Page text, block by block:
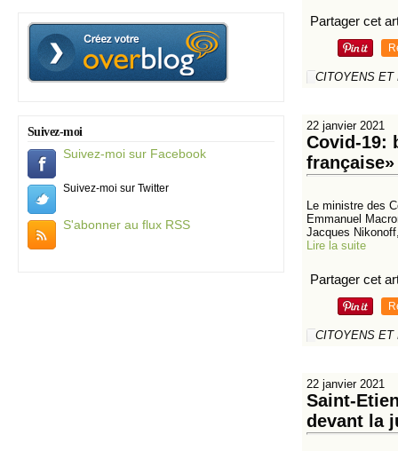
Suivez-moi
Suivez-moi sur Facebook
Suivez-moi sur Twitter
S'abonner au flux RSS
Partager cet
CITOYENS ET
22 janvier 2021
Covid-19:
française»
Le ministre des
Emmanuel
Jacques
Lire la suite
Partager cet
CITOYENS ET
22 janvier 2021
Saint-
devant la